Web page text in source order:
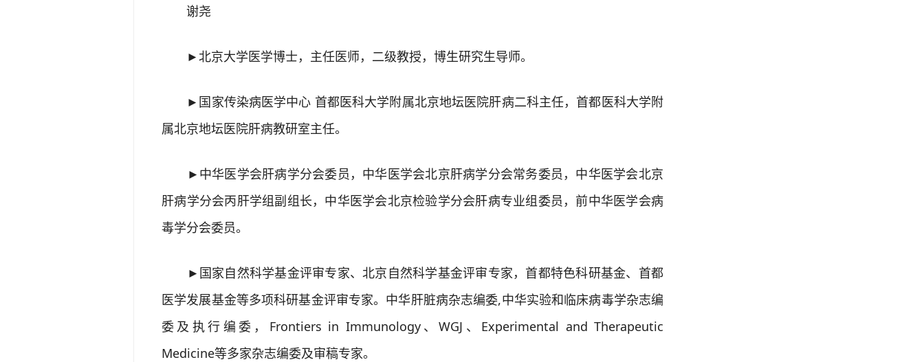
谢尧
►北京大学医学博士，主任医师，二级教授，博生研究生导师。
►国家传染病医学中心 首都医科大学附属北京地坛医院肝病二科主任，首都医科大学附
属北京地坛医院肝病教研室主任。
►中华医学会肝病学分会委员，中华医学会北京肝病学分会常务委员，中华医学会北京
肝病学分会丙肝学组副组长，中华医学会北京检验学分会肝病专业组委员，前中华医学会病
毒学分会委员。
►国家自然科学基金评审专家、北京自然科学基金评审专家，首都特色科研基金、首都
医学发展基金等多项科研基金评审专家。中华肝脏病杂志编委,中华实验和临床病毒学杂志编
委及执行编委，Frontiers in Immunology、WGJ、Experimental and Therapeutic
Medicine等多家杂志编委及审稿专家。